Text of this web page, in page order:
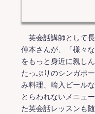
英会話講師として
仲本さんが、「様々
をもっと身近に親し
たっぷりのシンガポ
み料理、輸入ビール
とらわれないメニュ
た英会話レッスンも